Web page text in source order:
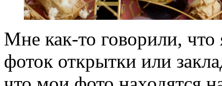
Мне как-то говорили, что
фоток открытки или